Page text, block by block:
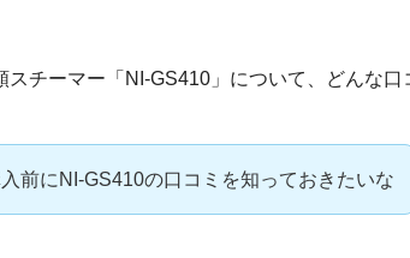
スチーマー「NI-GS410」について、どんな口
前にNI-GS410の口コミを知っておきたいな